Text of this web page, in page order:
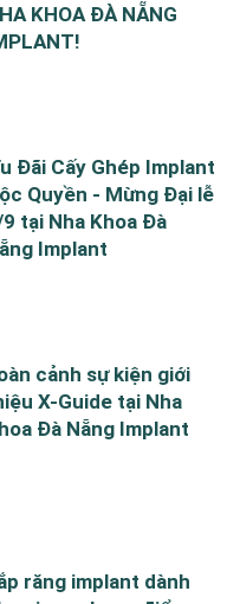
KHOA ĐÀ NẴNG
Đãi Cấy Ghép Implant
Quyền - Mừng Đại lễ
tại Nha Khoa Đà
Implant
cảnh sự kiện giới
X-Guide tại Nha
Đà Nẵng Implant
răng implant dành